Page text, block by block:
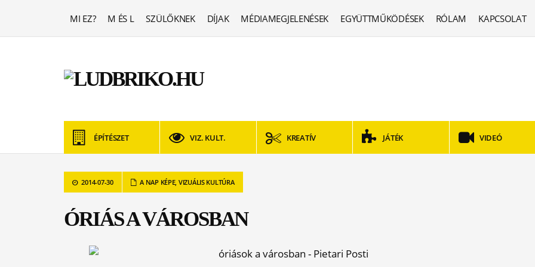
MI EZ? M ÉS L SZÜLŐKNEK DÍJAK MÉDIAMEGJELENÉSEK EGYÜTTMŰKÖDÉSEK RÓLAM KAPCSOLAT
ÉPÍTÉSZET VIZ. KULT. KREATÍV JÁTÉK VIDEÓ
2014-07-30 A NAP KÉPE, VIZUÁLIS KULTÚRA
ÓRIÁS A VÁROSBAN